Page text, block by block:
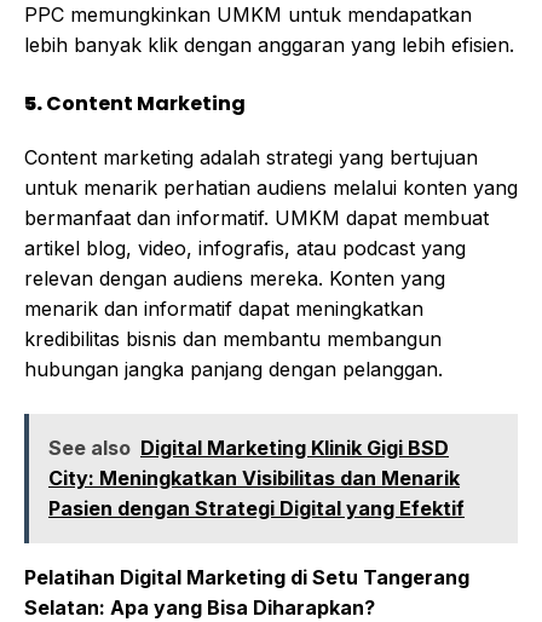
PPC memungkinkan UMKM untuk mendapatkan
lebih banyak klik dengan anggaran yang lebih efisien.
5.Content Marketing
Content marketing adalah strategi yang bertujuan
untuk menarik perhatian audiens melalui konten yang
bermanfaat dan informatif. UMKM dapat membuat
artikel blog, video, infografis, atau podcast yang
relevan dengan audiens mereka. Konten yang
menarik dan informatif dapat meningkatkan
kredibilitas bisnis dan membantu membangun
hubungan jangka panjang dengan pelanggan.
See also Digital Marketing Klinik Gigi BSD
City: Meningkatkan Visibilitas dan Menarik
Pasien dengan Strategi Digital yang Efektif
Pelatihan Digital Marketing di Setu Tangerang
Selatan: Apa yang Bisa Diharapkan?